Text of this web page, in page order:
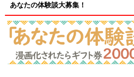
あなたの体験談大募集！